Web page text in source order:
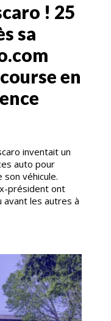
! 25
sa
en
inventait un
auto pour
véhicule.
président ont
avant les autres à